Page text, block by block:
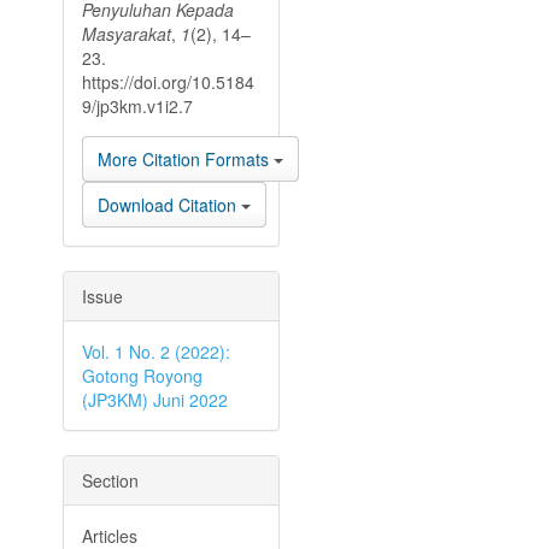
Penyuluhan Kepada
Masyarakat, 1(2), 14–
23.
https://doi.org/10.5184
9/jp3km.v1i2.7
More Citation Formats
Download Citation
Issue
Vol. 1 No. 2 (2022):
Gotong Royong
(JP3KM) Juni 2022
Section
Articles